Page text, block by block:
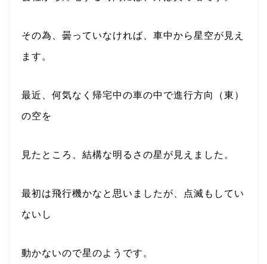
その為、曇っていなければ、車中から星空が見え
ます。
最近、何気なく帰宅中の車の中で進行方向（東）
の空を
見たところ、結構な明るさの星が見えました。
最初は飛行機かなと思いましたが、点滅もしてい
ないし
動かないので星のようです。